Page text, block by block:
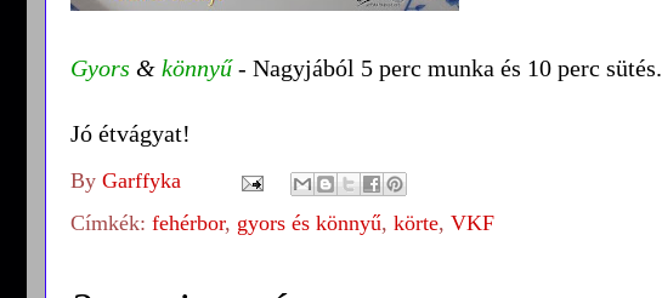
Gyors & könnyű- Nagyjából 5 perc munka és 10 perc sütés.
Jó étvágyat!
By Garffyka
Címkék: fehérbor, gyors és könnyű, körte, VKF